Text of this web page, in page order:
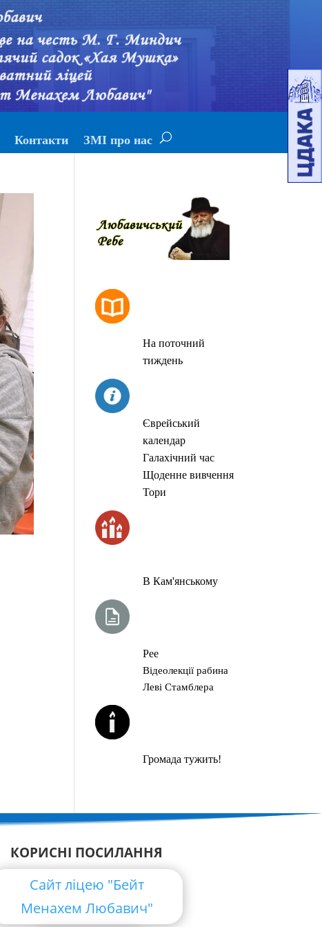
Контакти ЗМІ про нас
На поточний
тиждень
Єврейський
календар
Галахічний час
Щоденне вивчення
Тори
В Кам'янському
Рее
Відеолекції рабина
Леві Стамблера
Громада тужить!
КОРИСНІ ПОСИЛАННЯ
Сайт ліцею "Бейт
Менахем Любавич"